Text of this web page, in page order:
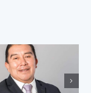
El abandono de
presos una